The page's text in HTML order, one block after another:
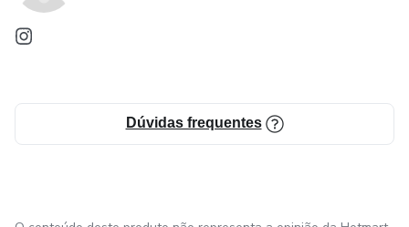
Dúvidas frequentes